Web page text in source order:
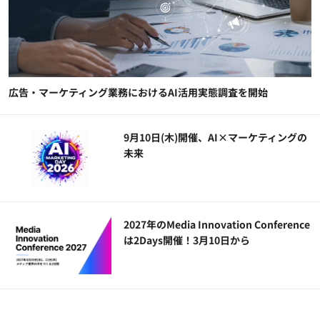
広告・マーケティング業務におけるAI活用実態調査を開始
9月10日(木)開催、AI×マーケティングの
未来
2027年のMedia Innovation Conference
は2Days開催！3月10日から